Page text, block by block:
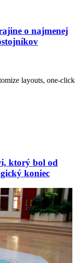
o najmenej
layouts, one-click
ktorý bol od
koniec